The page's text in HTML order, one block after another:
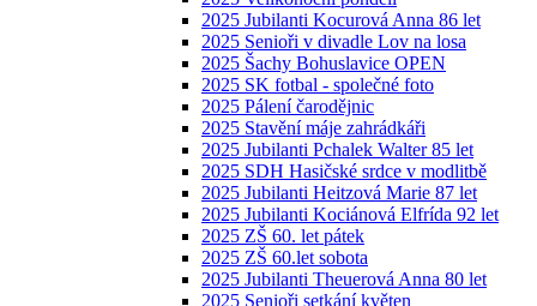
2025 Jubilanti Kocurová Anna 86 let
2025 Senioři v divadle Lov na losa
2025 Šachy Bohuslavice OPEN
2025 SK fotbal - společné foto
2025 Pálení čarodějnic
2025 Stavění máje zahrádkáři
2025 Jubilanti Pchalek Walter 85 let
2025 SDH Hasičské srdce v modlitbě
2025 Jubilanti Heitzová Marie 87 let
2025 Jubilanti Kociánová Elfrída 92 let
2025 ZŠ 60. let pátek
2025 ZŠ 60.let sobota
2025 Jubilanti Theuerová Anna 80 let
2025 Senioři setkání květen